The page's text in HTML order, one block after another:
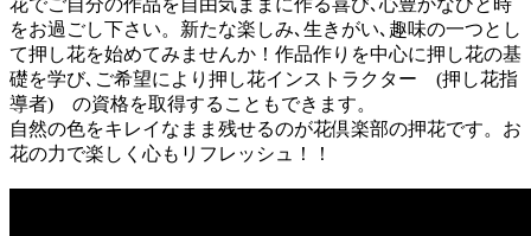
をお過ごし下さい。新たな楽しみ､生きがい､趣味の一つとし
て押し花を始めてみませんか！作品作りを中心に押し花の基
礎を学び､ご希望により押し花インストラクター (押し花指
導者) の資格を取得することもできます。
自然の色をキレイなまま残せるのが花倶楽部の押花です。お
花の力で楽しく心もリフレッシュ！！